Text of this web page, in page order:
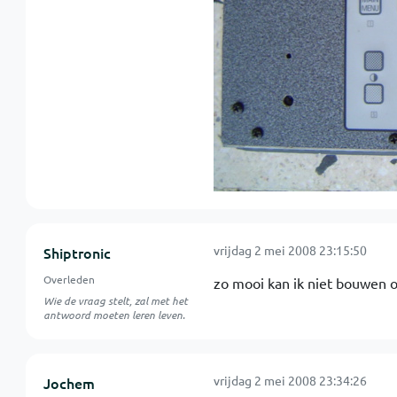
Shiptronic
Overleden
Wie de vraag stelt, zal met het
antwoord moeten leren leven.
vrijdag 2 mei 2008 23:15:50
zo mooi kan ik niet bouwen
Jochem vrijdag 2 mei 2008 23:34:26